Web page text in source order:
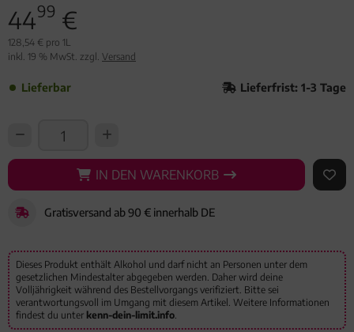
4499 €
128,54 € pro 1L
inkl. 19 % MwSt. zzgl. Versand
Lieferbar Lieferfrist: 1-3 Tage
IN DEN WARENKORB
IN DEN WARENKORB AUF
Gratisversand ab 90 € innerhalb DE
Dieses Produkt enthält Alkohol und darf nicht an Personen unter dem
gesetzlichen Mindestalter abgegeben werden. Daher wird deine
Volljährigkeit während des Bestellvorgangs verifiziert. Bitte sei
verantwortungsvoll im Umgang mit diesem Artikel. Weitere Informationen
findest du unter kenn-dein-limit.info.